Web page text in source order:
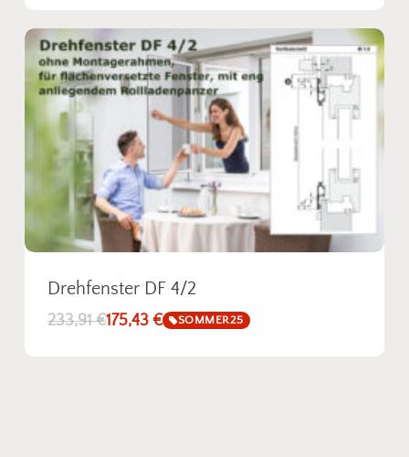
Drehfenster DF 4/2
233,91€175,43 € SOMMER25